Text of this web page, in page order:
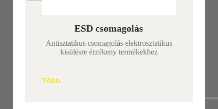
ESD csomagolás
Antisztatikus csomagolás elektrosztatikus
kisülésre érzékeny termékekhez
Több